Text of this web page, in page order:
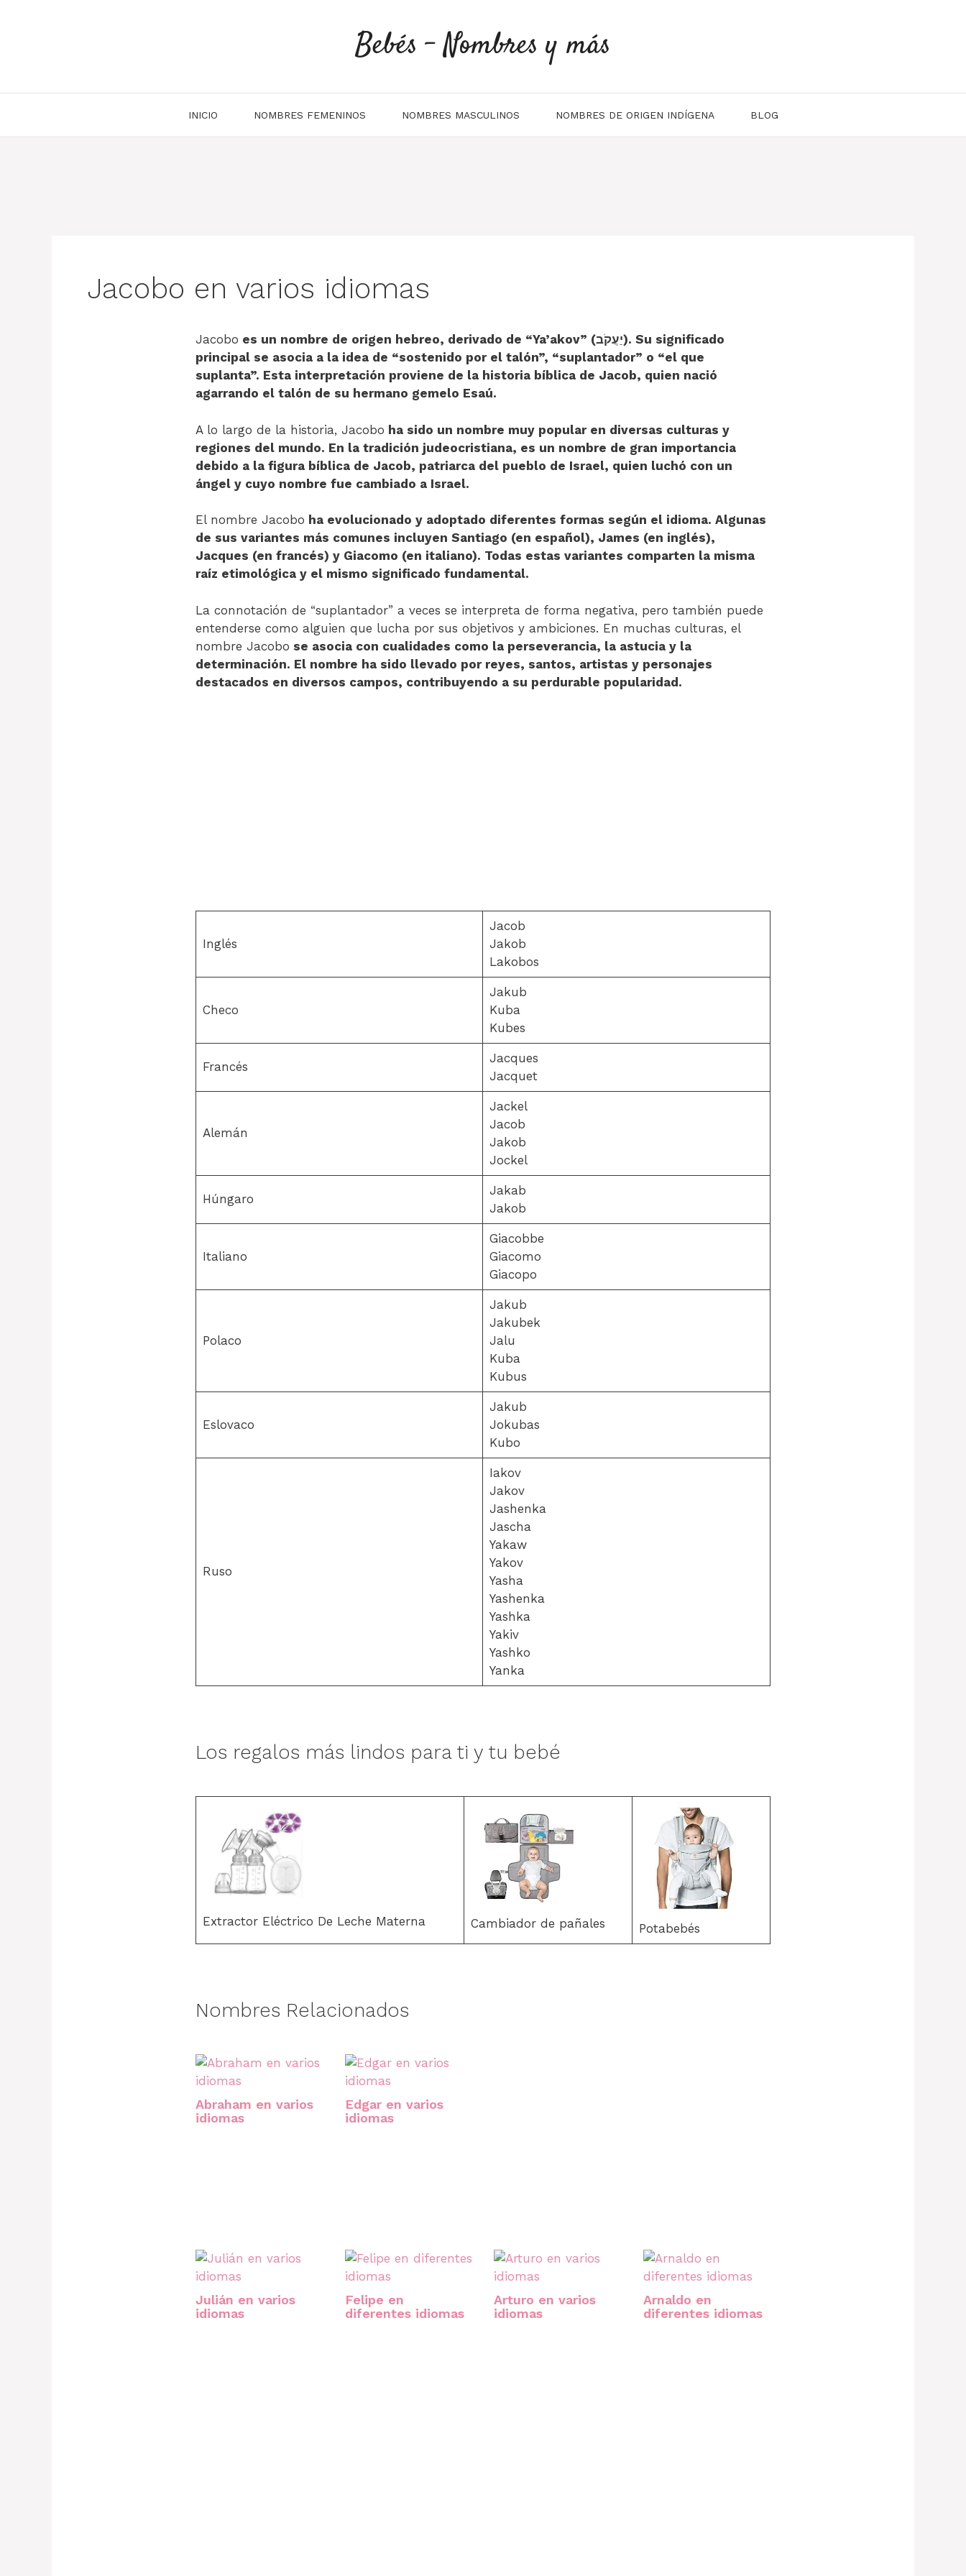
Bebés - Nombres y más
INICIO NOMBRES FEMENINOS NOMBRES MASCULINOS NOMBRES DE ORIGEN INDÍGENA BLOG
Jacobo en varios idiomas
Jacobo es un nombre de origen hebreo, derivado de “Ya’akov” (יַעֲקֹב). Su significado
principal se asocia a la idea de “sostenido por el talón”, “suplantador” o “el que
suplanta”. Esta interpretación proviene de la historia bíblica de Jacob, quien nació
agarrando el talón de su hermano gemelo Esaú.
A lo largo de la historia, Jacobo ha sido un nombre muy popular en diversas culturas y
regiones del mundo. En la tradición judeocristiana, es un nombre de gran importancia
debido a la figura bíblica de Jacob, patriarca del pueblo de Israel, quien luchó con un
ángel y cuyo nombre fue cambiado a Israel.
El nombre Jacobo ha evolucionado y adoptado diferentes formas según el idioma. Algunas
de sus variantes más comunes incluyen Santiago (en español), James (en inglés),
Jacques (en francés) y Giacomo (en italiano). Todas estas variantes comparten la misma
raíz etimológica y el mismo significado fundamental.
La connotación de “suplantador” a veces se interpreta de forma negativa, pero también puede
entenderse como alguien que lucha por sus objetivos y ambiciones. En muchas culturas, el
nombre Jacobo se asocia con cualidades como la perseverancia, la astucia y la
determinación. El nombre ha sido llevado por reyes, santos, artistas y personajes
destacados en diversos campos, contribuyendo a su perdurable popularidad.
Inglés
Jacob
Jakob
Lakobos
Checo
Jakub
Kuba
Kubes
Francés
Jacques
Jacquet
Alemán
Jackel
Jacob
Jakob
Jockel
Húngaro
Jakab
Jakob
Italiano
Giacobbe
Giacomo
Giacopo
Polaco
Jakub
Jakubek
Jalu
Kuba
Kubus
Eslovaco
Jakub
Jokubas
Kubo
Ruso
Iakov
Jakov
Jashenka
Jascha
Yakaw
Yakov
Yasha
Yashenka
Yashka
Yakiv
Yashko
Yanka
Los regalos más lindos para ti y tu bebé
Extractor Eléctrico De Leche Materna Cambiador de pañales Potabebés
Nombres Relacionados
Abraham en varios
idiomas
Edgar en varios
idiomas
Julián en varios
idiomas
Felipe en
diferentes idiomas
Arturo en varios
idiomas
Arnaldo en
diferentes idiomas